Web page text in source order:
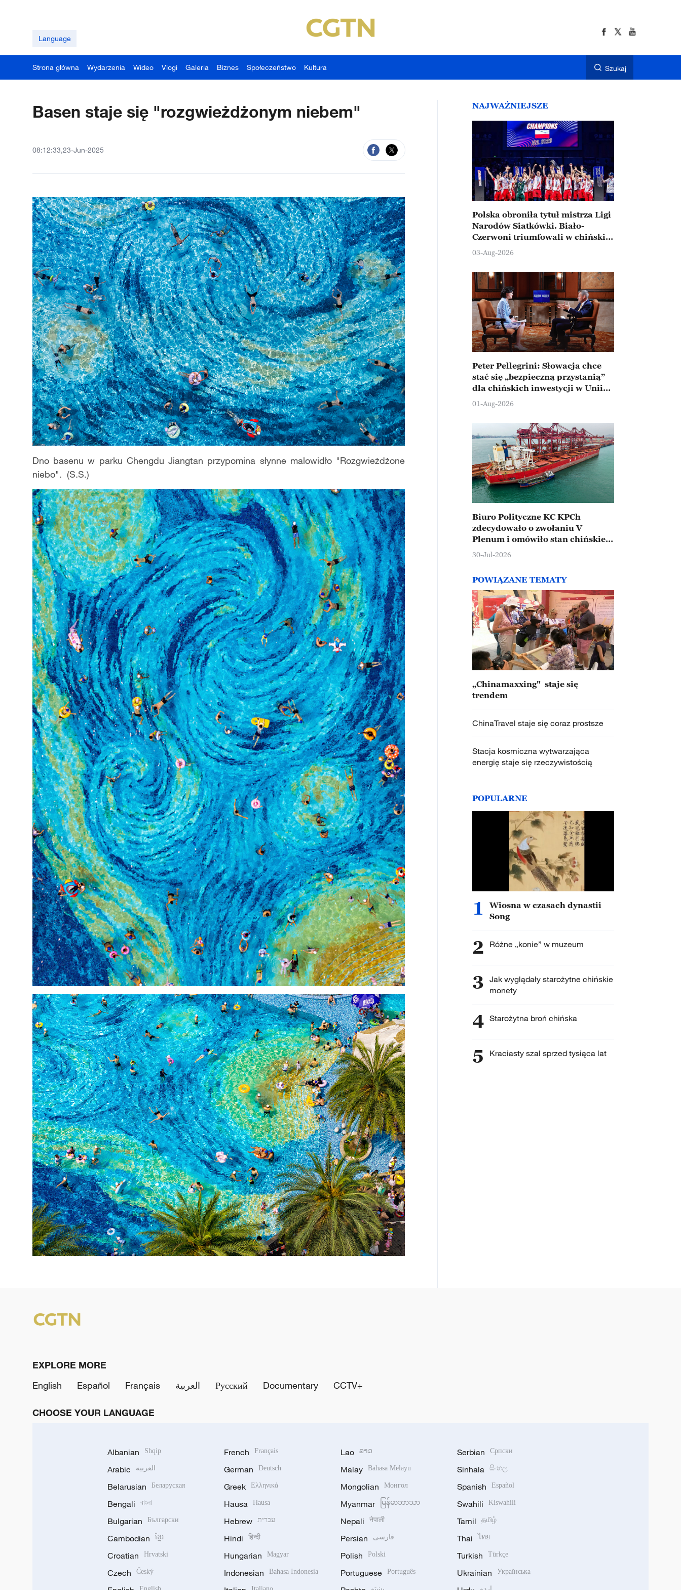
Language
Strona główna Wydarzenia Wideo Vlogi Galeria Biznes Społeczeństwo Kultura Szukaj
Basen staje się "rozgwieżdżonym niebem"
08:12:33,23-Jun-2025
Dno basenu w parku Chengdu Jiangtan przypomina słynne malowidło "Rozgwieżdżone
niebo". (S.S.)
NAJWAŻNIEJSZE
Polska obroniła tytuł mistrza Ligi
Narodów Siatkówki. Biało-
Czerwoni triumfowali w chińskim
Ningbo
03-Aug-2026
Peter Pellegrini: Słowacja chce
stać się „bezpieczną przystanią”
dla chińskich inwestycji w Unii
Europejskiej
01-Aug-2026
Biuro Polityczne KC KPCh
zdecydowało o zwołaniu V
Plenum i omówiło stan chińskiej
gospodarki
30-Jul-2026
POWIĄZANE TEMATY
„Chinamaxxing" staje się
trendem
ChinaTravel staje się coraz prostsze
Stacja kosmiczna wytwarzająca
energię staje się rzeczywistością
POPULARNE
1
Wiosna w czasach dynastii
Song
2 Różne „konie” w muzeum
3 Jak wyglądały starożytne chińskie
monety
4 Starożytna broń chińska
5 Kraciasty szal sprzed tysiąca lat
EXPLORE MORE
English
Español Français العربية Русский Documentary CCTV+
CHOOSE YOUR LANGUAGE
Albanian Shqip
Arabic العربية
Belarusian Беларуская
Bengali বাংলা
Bulgarian Български
Cambodian ខ្មែរ
Croatian Hrvatski
Czech Český
French Français
German Deutsch
Greek Ελληνικά
Hausa Hausa
Hebrew עברית
Hindi हिन्दी
Hungarian Magyar
Indonesian Bahasa Indonesia
Lao ລາວ
Malay Bahasa Melayu
Mongolian Монгол
Myanmar မြန်မာဘာသာ
Nepali नेपाली
Persian فارسی
Polish Polski
Portuguese Português
Serbian Српски
Sinhala සිංහල
Spanish Español
Swahili Kiswahili
Tamil தமிழ்
Thai ไทย
Turkish Türkçe
Ukrainian Українська